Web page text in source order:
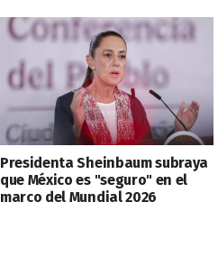
Presidenta Sheinbaum subraya
que México es "seguro" en el
marco del Mundial 2026